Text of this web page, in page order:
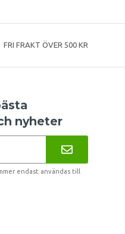
FRI FRAKT ÖVER 500 KR
nyheter
endast användas till